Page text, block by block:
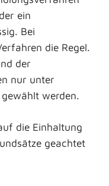
ein
Bei
die Regel.
der
nur unter
werden.
die Einhaltung
geachtet